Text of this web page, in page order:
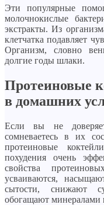
Эти популярные
молочнокислые
экстракты. Из
клетчатка подавляет
Организм, словно
долгие годы шлаки.
Протеиновые
в домашних
Если вы не
сомневаетесь в их
протеиновые
похудения очень
свойства
усваиваются,
сытости, снижают
обогащают минералами